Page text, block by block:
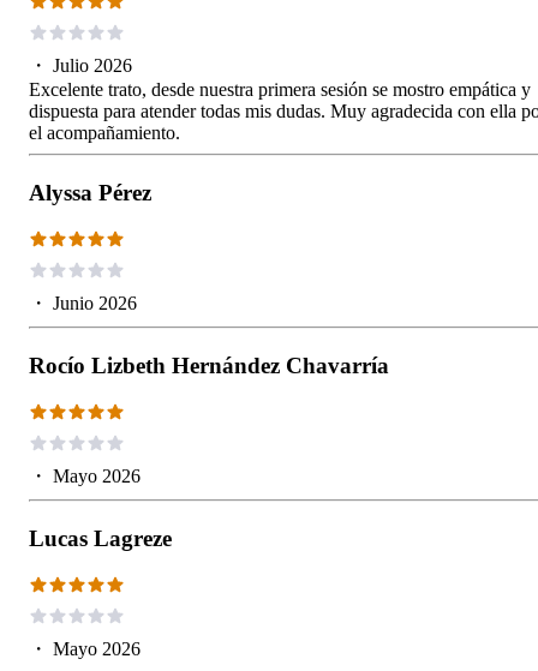
・ Julio 2026
Excelente trato, desde nuestra primera sesión se mostro empática y
dispuesta para atender todas mis dudas. Muy agradecida con ella
el acompañamiento.
Alyssa Pérez
・ Junio 2026
Rocío Lizbeth Hernández Chavarría
・ Mayo 2026
Lucas Lagreze
・ Mayo 2026